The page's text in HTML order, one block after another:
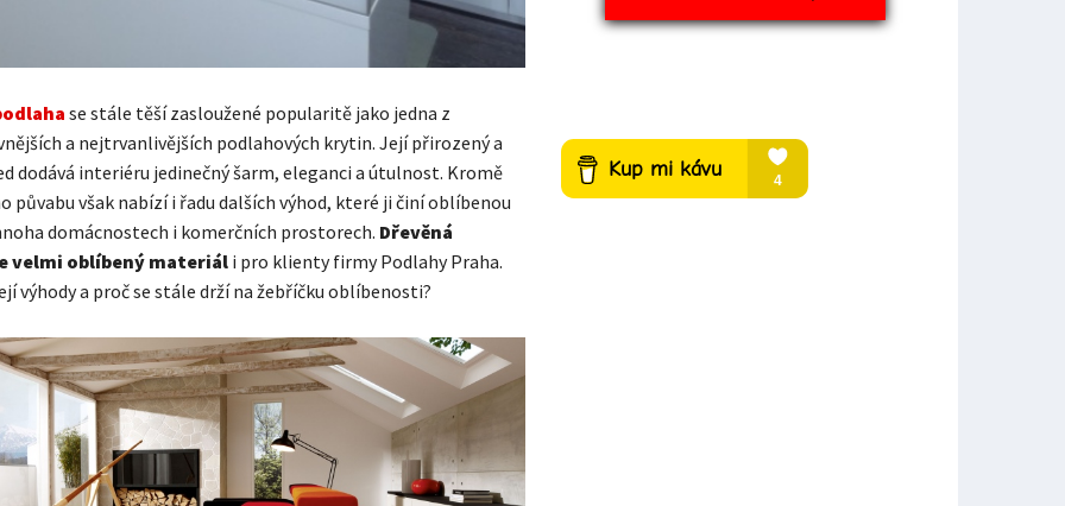
se stále těší zasloužené popularitě jako jedna z
a nejtrvanlivějších podlahových krytin. Její přirozený a
dodává interiéru jedinečný šarm, eleganci a útulnost. Kromě
půvabu však nabízí i řadu dalších výhod, které ji činí oblíbenou
domácnostech i komerčních prostorech. Dřevěná
velmi oblíbený materiáli pro klienty firmy Podlahy Praha.
výhody a proč se stále drží na žebříčku oblíbenosti?